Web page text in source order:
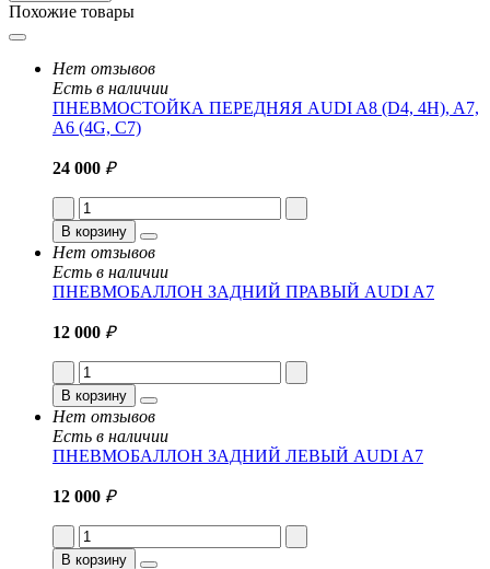
Похожие товары
Нет отзывов
Есть в наличии
ПНЕВМОСТОЙКА ПЕРЕДНЯЯ AUDI A8 (D4, 4H), A7,
A6 (4G, C7)
24 000 ₽
В корзину
Нет отзывов
Есть в наличии
ПНЕВМОБАЛЛОН ЗАДНИЙ ПРАВЫЙ AUDI A7
12 000 ₽
В корзину
Нет отзывов
Есть в наличии
ПНЕВМОБАЛЛОН ЗАДНИЙ ЛЕВЫЙ AUDI A7
12 000 ₽
В корзину